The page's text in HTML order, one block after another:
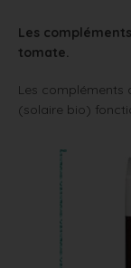
Les
tomate.
Les compléments
(solaire bio)